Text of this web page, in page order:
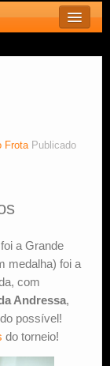
Frota Publicado
a Grande
medalha) foi a
com
Andressa,
possível!
do torneio!